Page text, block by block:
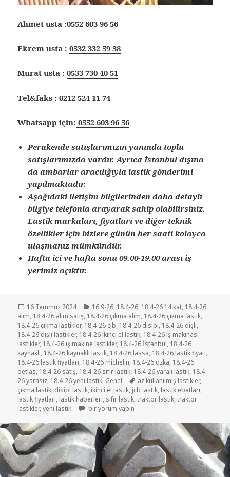
Ahmet usta :0552 603 96 56
Ekrem usta :0532 332 59 38
Murat usta :0533 730 40 51
Tel&faks :0212 524 11 74
Whatsapp için: 0552 603 96 56
Perakende satışlarımızın yanında toplu
satışlarımızda vardır. Ayrıca İstanbul dışına
da ambarlar aracılığıyla lastik gönderimi
yapılmaktadır.
Aşağıdaki iletişim bilgilerinden daha detaylı
bilgiye telefonla arayarak sahip olabilirsiniz.
Lastik markaları, fiyatları ve diğer teknik
özellikler için bizlere günün her saati kolayca
ulaşmanız mümkündür.
Hafta içi ve hafta sonu 09.00-19.00 arası iş
yerimiz açıktır.
Yayın
tarihi
16 Temmuz 2024 Kategoriler
16.9-26, 18.4-26, 18.4-26 14 kat, 18.4-26
alım, 18.4-26 alım satış, 18.4-26 çıkma alım, 18.4-26 çıkma lastik,
18.4-26 çıkma lastikler, 18.4-26 cjb, 18.4-26 disipi, 18.4-26 dişli,
18.4-26 dişli lastikler, 18.4-26 ikinci el lastik, 18.4-26 iş makinası
lastikler, 18.4-26 iş makine lastikler, 18.4-26 İstanbul, 18.4-26
kaynaklı, 18.4-26 kaynaklı lastik, 18.4-26 lassa, 18.4-26 lastik fiyatı,
18.4-26 lastik fiyatları, 18.4-26 michelin, 18.4-26 özka, 18.4-26
petlas, 18.4-26 satış, 18.4-26 sıfır lastik, 18.4-26 yaralı lastik, 18.4-
26 yarasız, 18.4-26 yeni lastik, Genel Etiketler
az kullanılmış lastikler,
çıkma lastik, disipi lastik, ikinci el lastik, jcb lastik, lastik ebatları,
lastik fiyatları, lastik haberleri, sıfır lastik,traktör lastik,traktör
lastikler,yeni lastik 18-4-26 az kullanılmış lastikler için
bir yorum yapın